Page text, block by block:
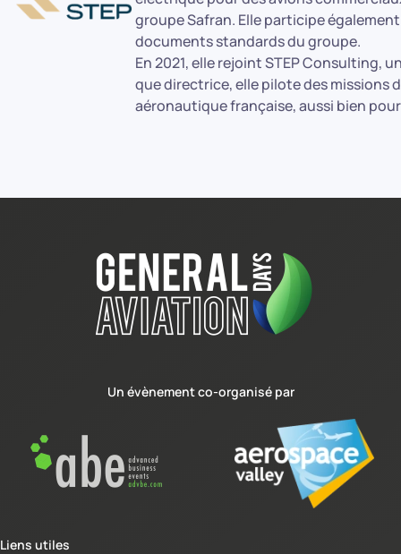
groupe Safran. Elle participe
documents standards du groupe.
En 2021, elle rejoint STEP Consulting,
que directrice, elle pilote des missions
aéronautique française, aussi bien
Un évènement co-organisé par
Liens utiles